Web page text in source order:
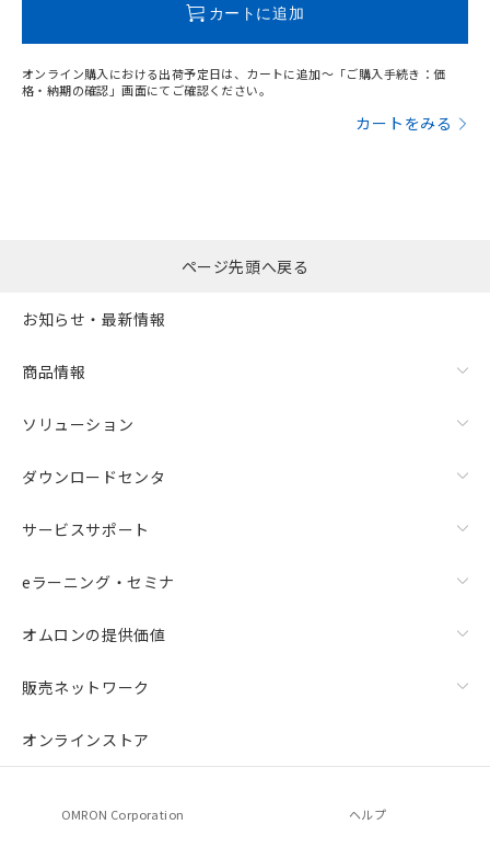
カートに追加
オンライン購入における出荷予定日は、カートに追加～「ご購入手続き：価
格・納期の確認」画面にてご確認ください。
カートをみる
ページ先頭へ戻る
お知らせ・最新情報
商品情報
ソリューション
ダウンロードセンタ
サービスサポート
eラーニング・セミナ
オムロンの提供価値
販売ネットワーク
オンラインストア
OMRON Corporation ヘルプ